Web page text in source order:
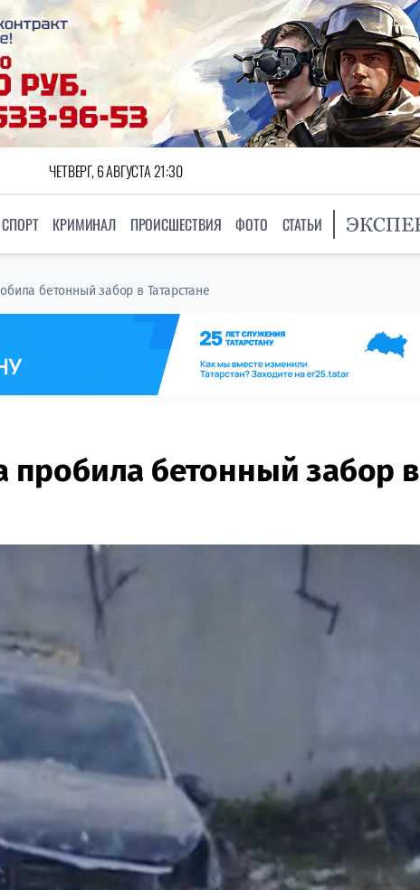
ЧЕТВЕРГ, 6 АВГУСТА 21:30
СПОРТ КРИМИНАЛ ПРОИСШЕСТВИЯ ФОТО СТАТЬИ
бетонный забор в Татарстане
бетонный забор в